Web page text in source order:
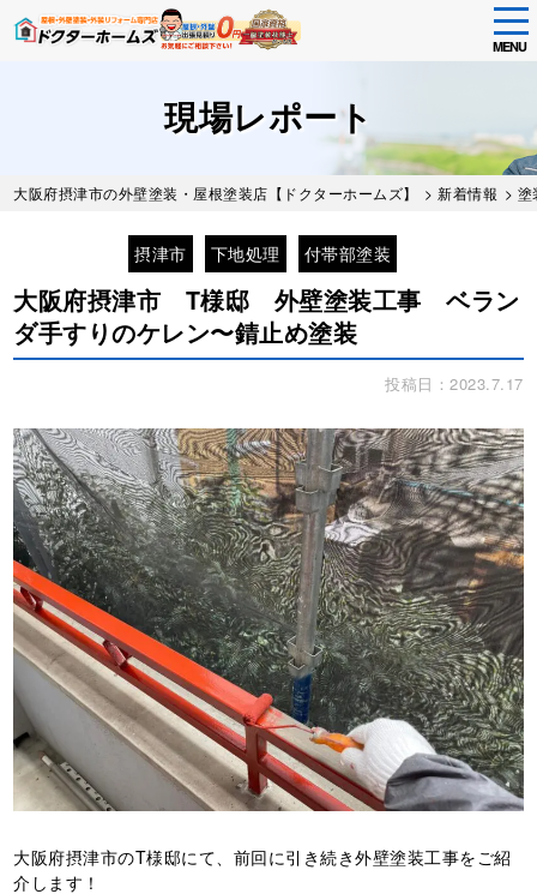
MENU
現場レポート
大阪府摂津市の外壁塗装・屋根塗装店【ドクターホームズ】 >新着情報 > 塗
摂津市 下地処理 付帯部塗装
大阪府摂津市 T様邸 外壁塗装工事 ベラン
ダ手すりのケレン〜錆止め塗装
投稿日：2023.7.17
大阪府摂津市のT様邸にて、前回に引き続き外壁塗装工事をご紹
介します！